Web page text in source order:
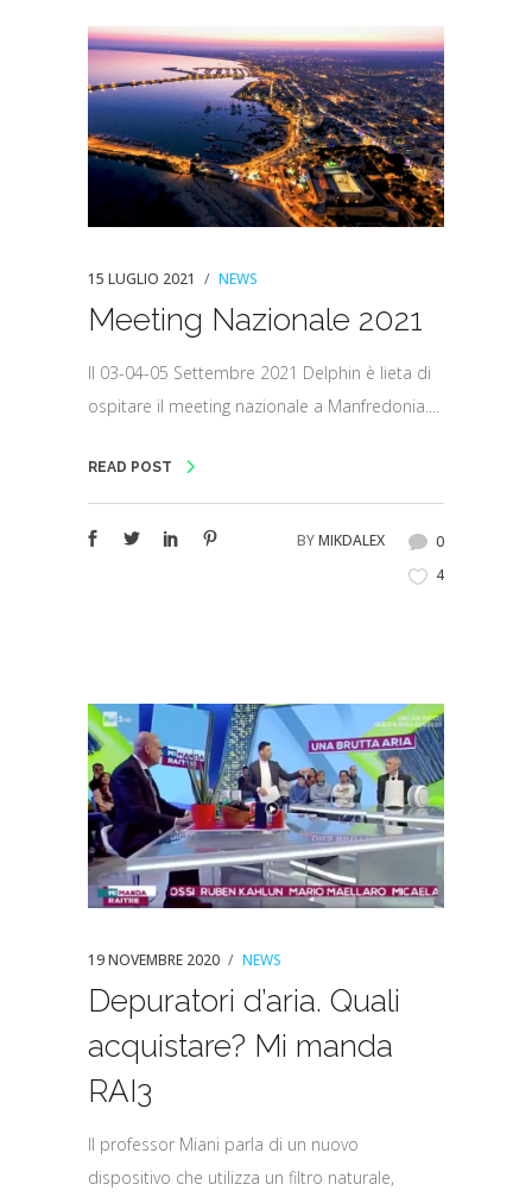
15 LUGLIO 2021 NEWS
Meeting Nazionale 2021
Il 03-04-05 Settembre 2021 Delphin è lieta di
ospitare il meeting nazionale a Manfredonia....
READ POST
BYMIKDALEX
0
4
19 NOVEMBRE 2020 NEWS
Depuratori d’aria. Quali
acquistare? Mi manda
RAI3
Il professor Miani parla di un nuovo
dispositivo che utilizza un filtro naturale,